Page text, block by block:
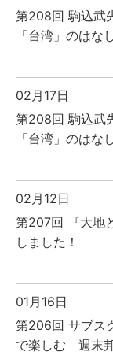
第208回 駒込武
「台湾」のはな
02月17日
第208回 駒込武
「台湾」のはな
02月12日
第207回 『大地
しました！
01月16日
第206回 サブス
で楽しむ 週末